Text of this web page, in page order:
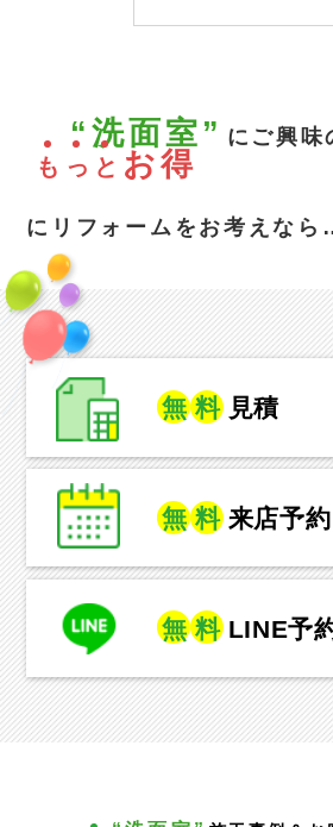
“洗面室” にご興味
も っ と お得
にリフォームをお考えなら
無 料 見積
無 料 来店予約
無 料 LINE予